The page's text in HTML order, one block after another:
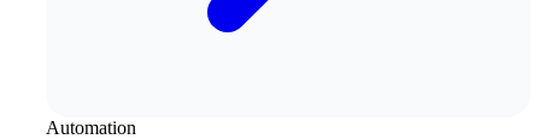
Automation